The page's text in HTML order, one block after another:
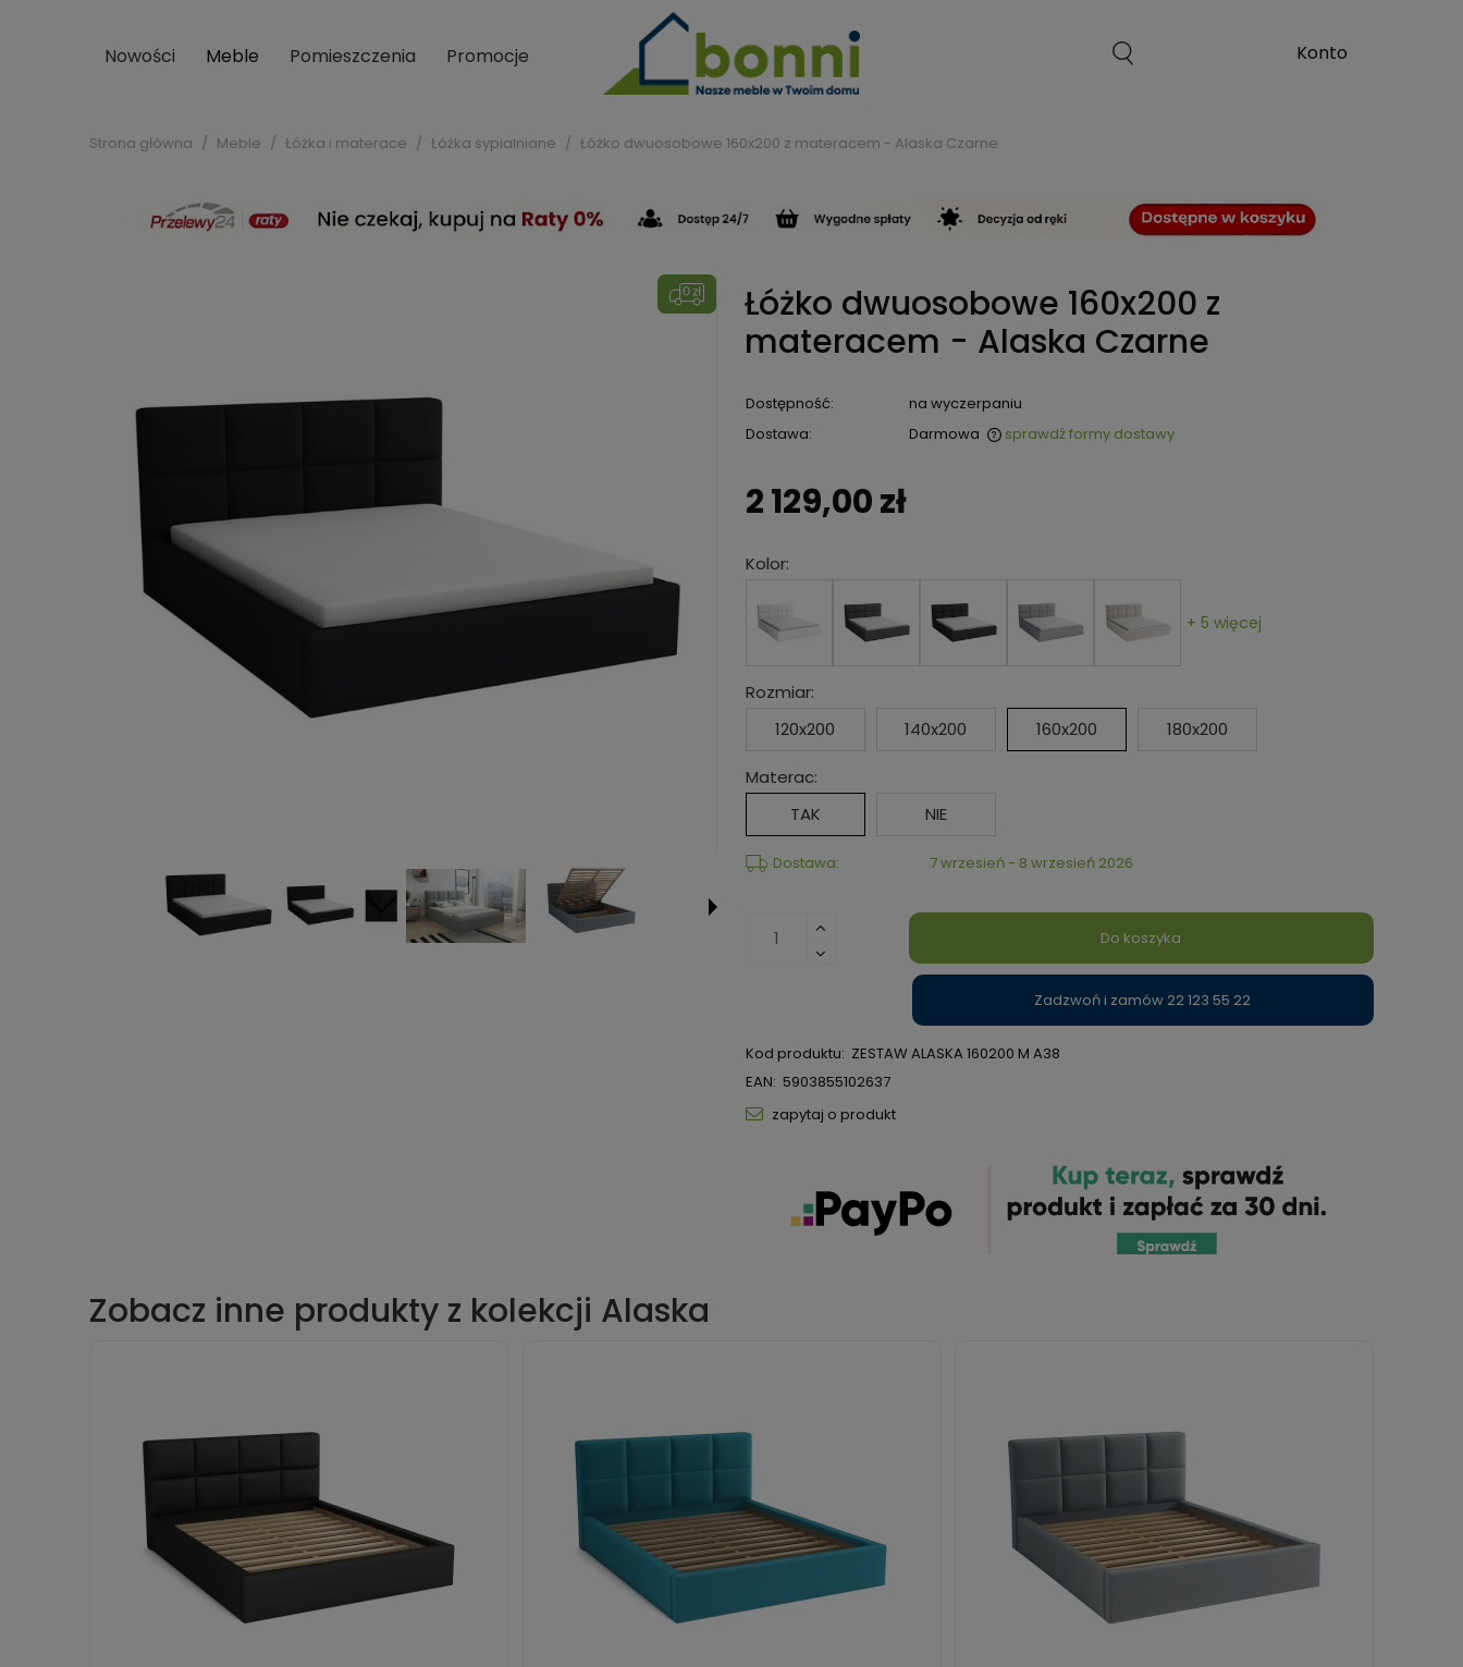
Nowości Meble Pomieszczenia Promocje
Strona główna Meble Łóżka i materace Łóżka sypialniane Łóżko dwuosobowe 160x200 z materacem - Alaska Czarne
Łóżko dwuosobowe 160x200 z
materacem - Alaska Czarne
Dostępność:
na wyczerpaniu
Dostawa:
Darmowa sprawdź formy dostawy
2 129,00 zł
Kolor:
+ 5 więcej
Rozmiar:
120x200
140x200 160x200 180x200
Materac:
TAK
NIE
Dostawa: 7 wrzesień - 8 wrzesień 2026
Do koszyka
Zadzwoń i zamów 22 123 55 22
Kod produktu: ZESTAW ALASKA 160200 M A38
EAN: 5903855102637
zapytaj o produkt
Zobacz inne produkty z kolekcji Alaska